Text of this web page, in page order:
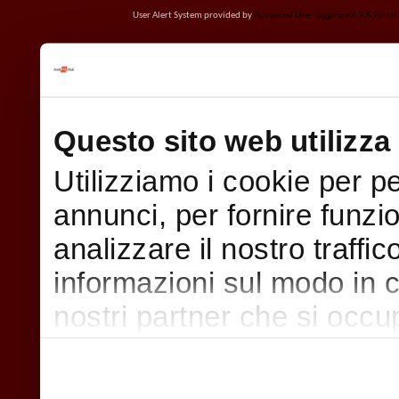
Questo sito web utilizza
Utilizziamo i cookie per
annunci, per fornire
analizzare il nostro
informazioni sul modo in
nostri partner che si
User Alert System provided byAdvanced User Tagging v3.2.5 Patch